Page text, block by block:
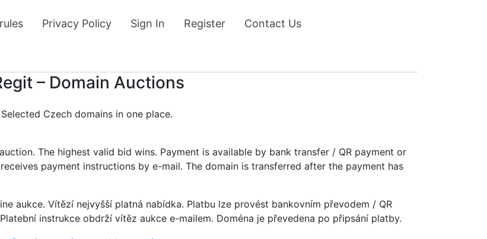
Privacy Policy Sign In Register Contact Us
– Domain Auctions
Selected Czech domains in one place.
The highest valid bid wins. Payment is available by bank transfer / QR payment or
payment instructions by e-mail. The domain is transferred after the payment has
aukce. Vítězí nejvyšší platná nabídka. Platbu lze provést bankovním převodem / QR
instrukce obdrží vítěz aukce e-mailem. Doména je převedena po připsání platby.